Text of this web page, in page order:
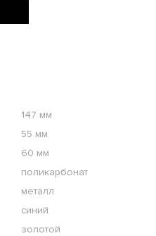
147 мм
55 мм
60 мм
поликарбонат
металл
синий
золотой